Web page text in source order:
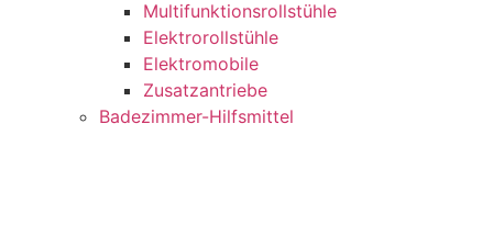
Multifunktionsrollstühle
Elektrorollstühle
Elektromobile
Zusatzantriebe
Badezimmer-Hilfsmittel